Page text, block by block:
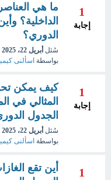
1
إجابة
ما هي العناصر
الداخلية؟
الدوري؟
سُئل أبريل 22، 2025
بواسطة اسألنى
1
إجابة
كيف يمكن
الجدول
سُئل أبريل 22، 2025
بواسطة اسألنى
1
أين تقع